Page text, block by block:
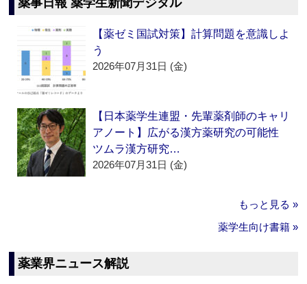
薬事日報 薬学生新聞デジタル
【薬ゼミ国試対策】計算問題を意識しよ
う
2026年07月31日 (金)
【日本薬学生連盟・先輩薬剤師のキャリ
アノート】広がる漢方薬研究の可能性
ツムラ漢方研究…
2026年07月31日 (金)
もっと見る »
薬学生向け書籍 »
薬業界ニュース解説